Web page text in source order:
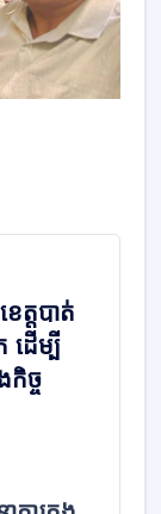
ត្តបាត់
ដើម្បី
ច្ច